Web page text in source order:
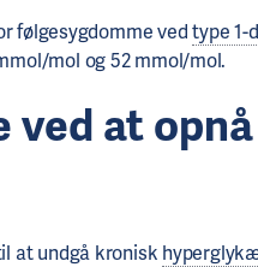
følgesygdomme vedtype 1-
mol og 52 mmol/mol.
at
at undgå kronisk